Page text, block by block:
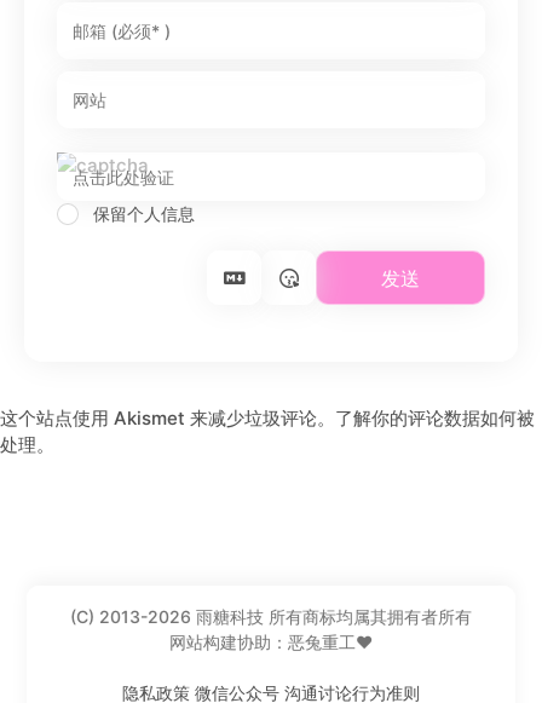
保留个人信息
这个站点使用 Akismet 来减少垃圾评论。 了解你的评论数据如何被
处理。
(C) 2013-2026 雨糖科技 所有商标均属其拥有者所有
网站构建协助：恶兔重工❤️
隐私政策 微信公众号 沟通讨论行为准则